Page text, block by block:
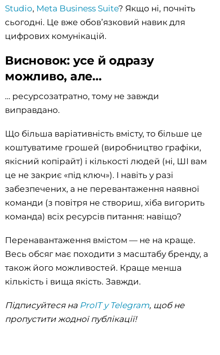
Studio, Meta Business Suite? Якщо ні, почніть
сьогодні. Це вже обовʼязковий навик для
цифрових комунікацій.
Висновок: усе й одразу
можливо, але…
… ресурсозатратно, тому не завжди
виправдано.
Що більша варіативність вмісту, то більше це
коштуватиме грошей (виробництво графіки,
якісний копірайт) і кількості людей (ні, ШІ вам
це не закриє «під ключ»). І навіть у разі
забезпечених, а не перевантаження наявної
команди (з повітря не створиш, хіба вигорить
команда) всіх ресурсів питання: навіщо?
Перенавантаження вмістом — не на краще.
Весь обсяг має походити з масштабу бренду, а
також його можливостей. Краще менша
кількість і вища якість. Завжди.
Підписуйтеся на ProIT у Telegram, щоб не
пропустити жодної публікації!